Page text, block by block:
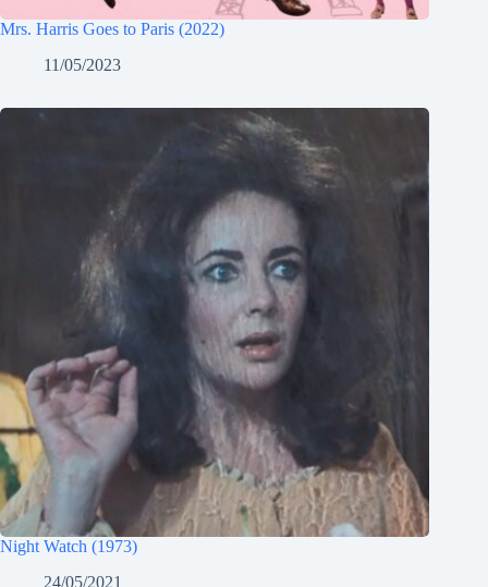
Mrs. Harris Goes to Paris (2022)
11/05/2023
Night Watch (1973)
24/05/2021